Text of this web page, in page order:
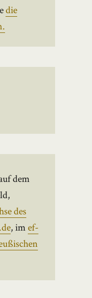
die
dem
des
, imef-